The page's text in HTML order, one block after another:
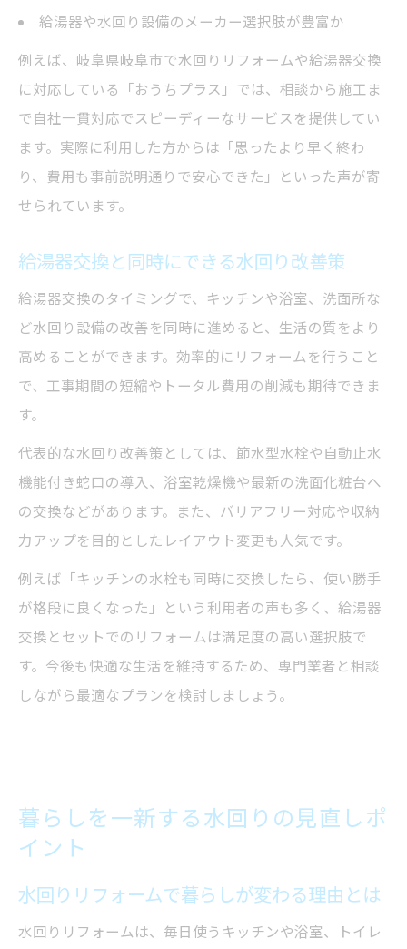
給湯器や水回り設備のメーカー選択肢が豊富か
例えば、岐阜県岐阜市で水回りリフォームや給湯器交換
に対応している「おうちプラス」では、相談から施工ま
で自社一貫対応でスピーディーなサービスを提供してい
ます。実際に利用した方からは「思ったより早く終わ
り、費用も事前説明通りで安心できた」といった声が寄
せられています。
給湯器交換と同時にできる水回り改善策
給湯器交換のタイミングで、キッチンや浴室、洗面所な
ど水回り設備の改善を同時に進めると、生活の質をより
高めることができます。効率的にリフォームを行うこと
で、工事期間の短縮やトータル費用の削減も期待できま
す。
代表的な水回り改善策としては、節水型水栓や自動止水
機能付き蛇口の導入、浴室乾燥機や最新の洗面化粧台へ
の交換などがあります。また、バリアフリー対応や収納
力アップを目的としたレイアウト変更も人気です。
例えば「キッチンの水栓も同時に交換したら、使い勝手
が格段に良くなった」という利用者の声も多く、給湯器
交換とセットでのリフォームは満足度の高い選択肢で
す。今後も快適な生活を維持するため、専門業者と相談
しながら最適なプランを検討しましょう。
暮らしを一新する水回りの見直しポ
イント
水回りリフォームで暮らしが変わる理由とは
水回りリフォームは、毎日使うキッチンや浴室、トイレ